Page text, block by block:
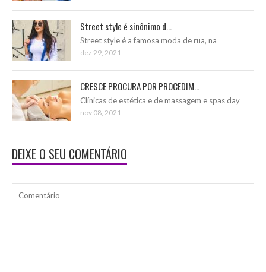
Street style é sinônimo d...
Street style é a famosa moda de rua, na
dez 29, 2021
CRESCE PROCURA POR PROCEDIM...
Clínicas de estética e de massagem e spas day
nov 08, 2021
DEIXE O SEU COMENTÁRIO